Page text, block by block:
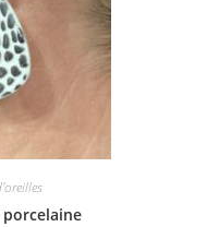
porcelaine